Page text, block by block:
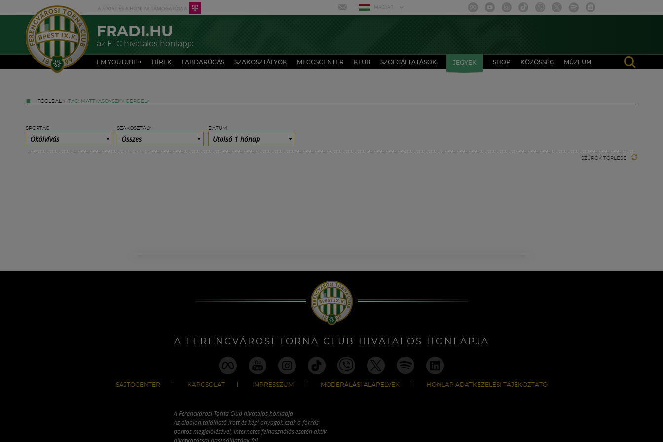
MAGYAR
FRADI.HU
az FTC hivatalos honlapja
FM YOUTUBE + HÍREK LABDARÚGÁS SZAKOSZTÁLYOK MECCSCENTER KLUB SZOLGÁLTATÁSOK JEGYEK SHOP KÖZÖSSÉG MÚZEUM
FŐOLDAL » TAG: MATTYASOVSZKY GERGELY
SPORTÁG
Ökölvívás
SZAKOSZTÁLY
Összes
DÁTUM
Utolsó 1 hónap
SZŰRŐK TÖRLÉSE
A FERENCVÁROSI TORNA CLUB HIVATALOS HONLAPJA
SAJTÓCENTER KAPCSOLAT IMPRESSZUM MODERÁLÁSI ALAPELVEK HONLAP ADATKEZELÉSI TÁJÉKOZTATÓ
A Ferencvárosi Torna Club hivatalos honlapja
Az oldalon található írott és képi anyagok csak a forrás
pontos megjelölésével, internetes felhasználás esetén aktív
hivatkozással használhatóak fel.